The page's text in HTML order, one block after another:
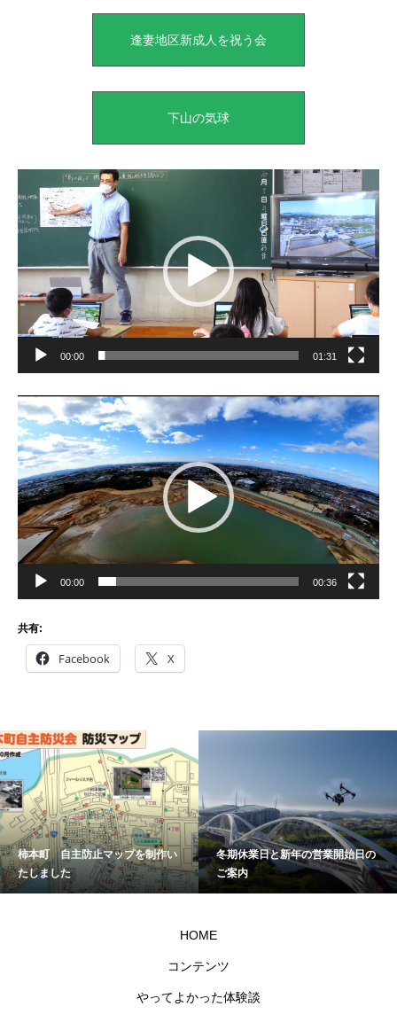
逢妻地区新成人を祝う会
下山の気球
プ
レ
ー
ヤ
00:00 01:31
動
画
プ
レ
ー
ヤ
ー
00:00 00:36
共有:
Facebook X
柿本町 自主防止マップを制作い
たしました
冬期休業日と新年の営業開始日の
ご案内
HOME
コンテンツ
やってよかった体験談